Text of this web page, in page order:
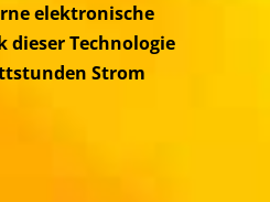
elektronische
Technologie
Strom